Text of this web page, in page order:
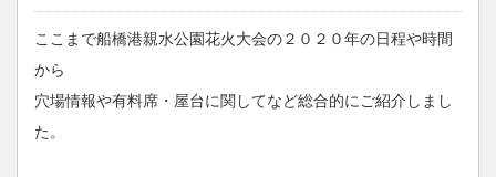
ここまで船橋港親水公園花火大会の２０２０年の日程や時間
から
穴場情報や有料席・屋台に関してなど総合的にご紹介しまし
た。